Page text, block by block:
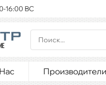
16:00 ВС
Производители